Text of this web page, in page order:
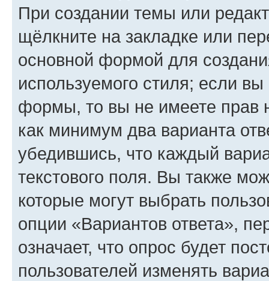
При создании темы или
щёлкните на закладке или
основной формой для
используемого стиля; если
формы, то вы не имеете прав
как минимум два варианта
убедившись, что каждый
текстового поля. Вы также
которые могут выбрать
опции «Вариантов ответа»,
означает, что опрос будет
пользователей изменять